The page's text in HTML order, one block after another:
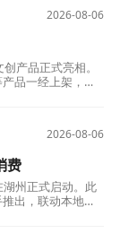
2026-08-06
产品正式亮相。
品一经上架，便
2026-08-06
费
州正式启动。此
出，联动本地景